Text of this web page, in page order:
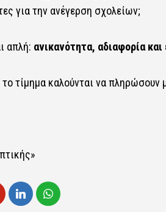
για την ανέγερση σχολείων;
απλή: ανικανότητα, αδιαφορία
τίμημα καλούνται να πληρώσουν